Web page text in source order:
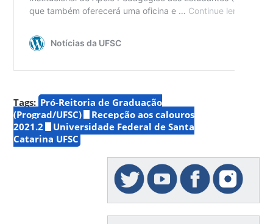
Tags: Pró-Reitoria de Graduação
(Prograd/UFSC)
Recepção aos calouros
2021.2
Universidade Federal de Santa
Catarina UFSC